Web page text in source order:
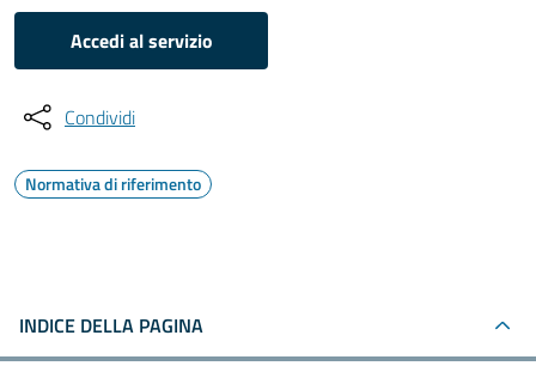
Accedi al servizio
Condividi
Normativa di riferimento
INDICE DELLA PAGINA